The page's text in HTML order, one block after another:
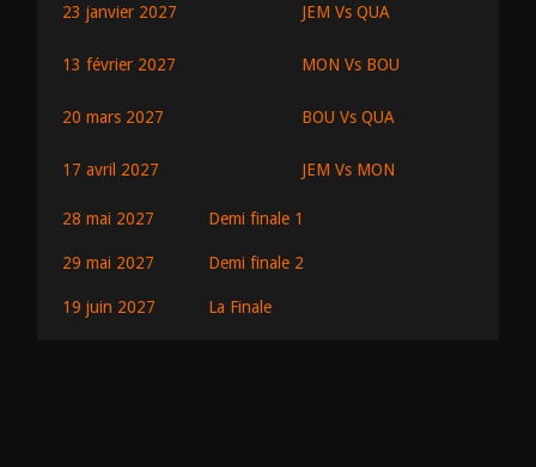
23 janvier 2027 JEM Vs QUA
13 février 2027 MON Vs BOU
20 mars 2027 BOU Vs QUA
17 avril 2027 JEM Vs MON
28 mai 2027 Demi finale 1
29 mai 2027 Demi finale 2
19 juin 2027 La Finale